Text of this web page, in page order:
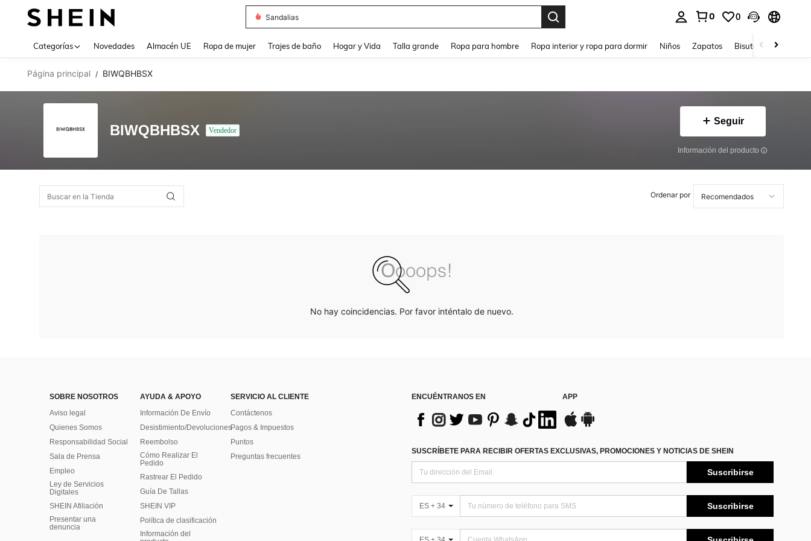
Sandalias
0 0
Categorías Novedades Almacén UE Ropa de mujer Trajes de baño Hogar y Vida Talla grande Ropa para hombre Ropa interior y ropa para dormir Niños Zapatos Bisutería Y
Página principal / BIWQBHBSX
BIWQBHBSX Vendedor
Seguir
Información del producto
Ordenar por
No hay coincidencias. Por favor inténtalo de nuevo.
SOBRE NOSOTROS
Aviso legal
Quienes Somos
Responsabilidad Social
Sala de Prensa
Empleo
Ley de Servicios
Digitales
SHEIN Afiliación
Presentar una
denuncia
AYUDA & APOYO
Información De Envío
Desistimiento/Devoluciones
Reembolso
Cómo Realizar El
Pedido
Rastrear El Pedido
Guía De Tallas
SHEIN VIP
Política de clasificación
​Información del
SERVICIO AL CLIENTE
Contáctenos
Pagos & Impuestos
Puntos
Preguntas frecuentes
ENCUÉNTRANOS EN APP
SUSCRÍBETE PARA RECIBIR OFERTAS EXCLUSIVAS, PROMOCIONES Y NOTICIAS DE SHEIN
Suscribirse
ES + 34 Suscribirse